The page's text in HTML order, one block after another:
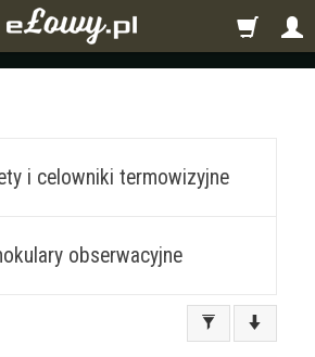
i celowniki termowizyjne
obserwacyjne